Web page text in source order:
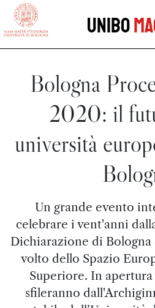
vai al contenuto della pagina
Unibo
Bologna
2020: il
università
Un grande evento
celebrare i vent'anni
Dichiarazione di
volto dello Spazio
Superiore. In
sfileranno